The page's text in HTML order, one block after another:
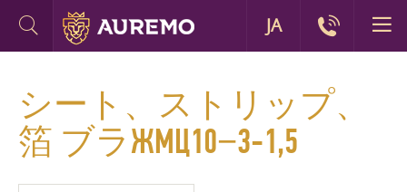
シート、ストリップ、
箔 ブラЖMЦ10−3-1,5
JA